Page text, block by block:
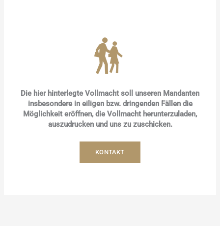
Die hier hinterlegte Vollmacht soll unseren Mandanten
insbesondere in eiligen bzw. dringenden Fällen die
Möglichkeit eröffnen, die Vollmacht herunterzuladen,
auszudrucken und uns zu zuschicken.
KONTAKT